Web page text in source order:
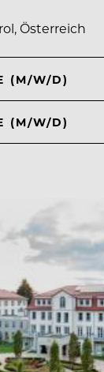
Österreich
(M/W/D)
(M/W/D)